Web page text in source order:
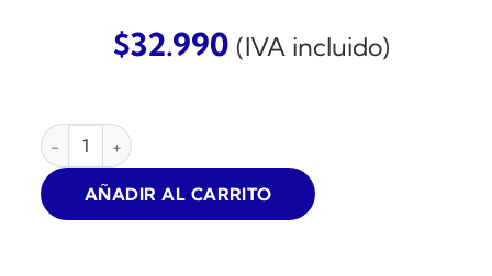
$32.990 (IVA incluido)
KIT ACCESORIOS PARA COMPRESOR 3 PZS AIRONE
AÑADIR AL CARRITO